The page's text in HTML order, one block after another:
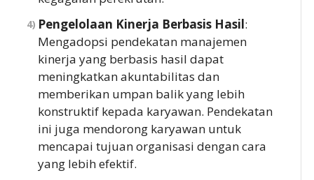
Pengelolaan Kinerja Berbasis Hasil:
Mengadopsi pendekatan manajemen
kinerja yang berbasis hasil dapat
meningkatkan akuntabilitas dan
memberikan umpan balik yang lebih
konstruktif kepada karyawan. Pendekatan
ini juga mendorong karyawan untuk
mencapai tujuan organisasi dengan cara
yang lebih efektif.